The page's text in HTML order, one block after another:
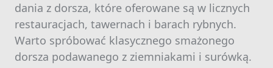
dania z dorsza, które oferowane są w licznych
restauracjach, tawernach i barach rybnych.
Warto spróbować klasycznego smażonego
dorsza podawanego z ziemniakami i surówką.